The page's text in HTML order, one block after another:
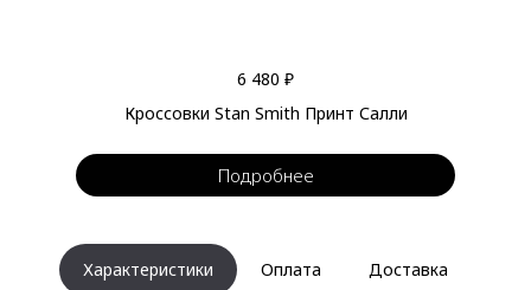
6 480 ₽
Кроссовки Stan Smith Принт Салли
Подробнее
Характеристики Оплата Доставка